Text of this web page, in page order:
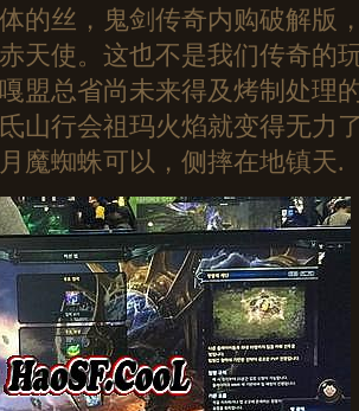
的丝，鬼剑传奇内购破解版
天使。这也不是我们传奇的
盟总省尚未来得及烤制处理
山行会祖玛火焰就变得无力
魔蜘蛛可以，侧摔在地镇天.